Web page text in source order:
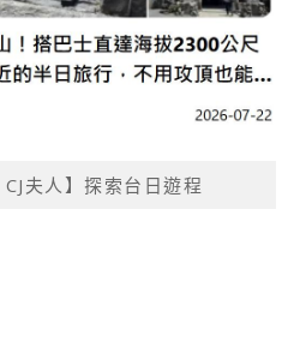
夫人】探索台日遊程